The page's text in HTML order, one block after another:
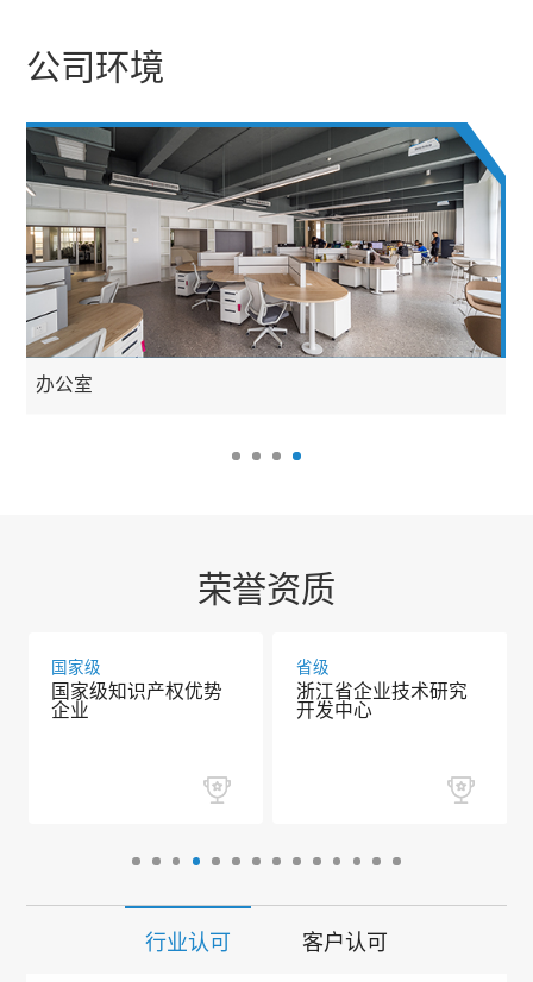
公司环境
办公室
荣誉资质
国家级
国家级知识产权优势
企业
省级
浙江省企业技术研究
开发中心
行业认可 客户认可